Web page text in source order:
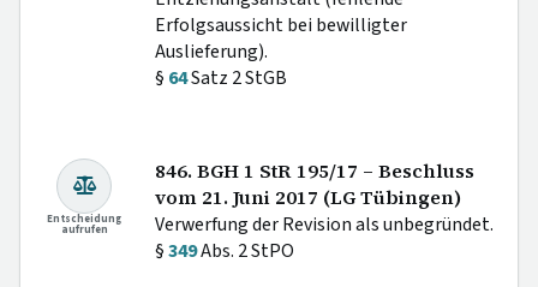
Erfolgsaussicht bei bewilligter
Auslieferung).
§ 64Satz 2 StGB
Entscheidung
aufrufen
846. BGH 1 StR 195/17 – Beschluss
vom 21. Juni 2017 (LG Tübingen)
Verwerfung der Revision als unbegründet.
§349Abs. 2 StPO